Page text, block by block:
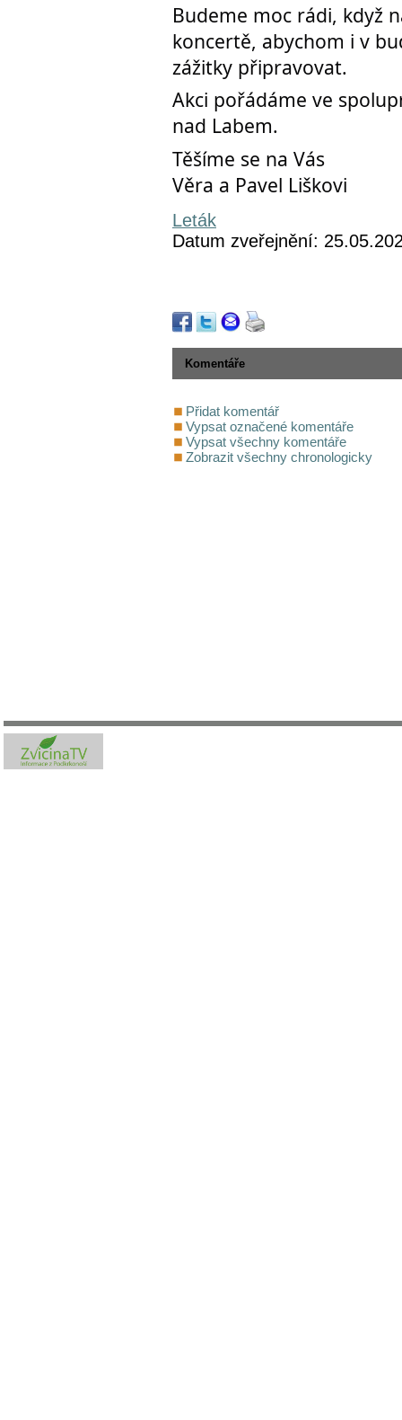
Budeme moc rádi, když
koncertě, abychom i v
zážitky připravovat.
Akci pořádáme ve
nad Labem.
Těšíme se na Vás
Věra a Pavel Liškovi
Leták
Datum zveřejnění:
Komentáře
Přidat komentář
Vypsat označené komentáře
Vypsat všechny komentáře
Zobrazit všechny chronologicky